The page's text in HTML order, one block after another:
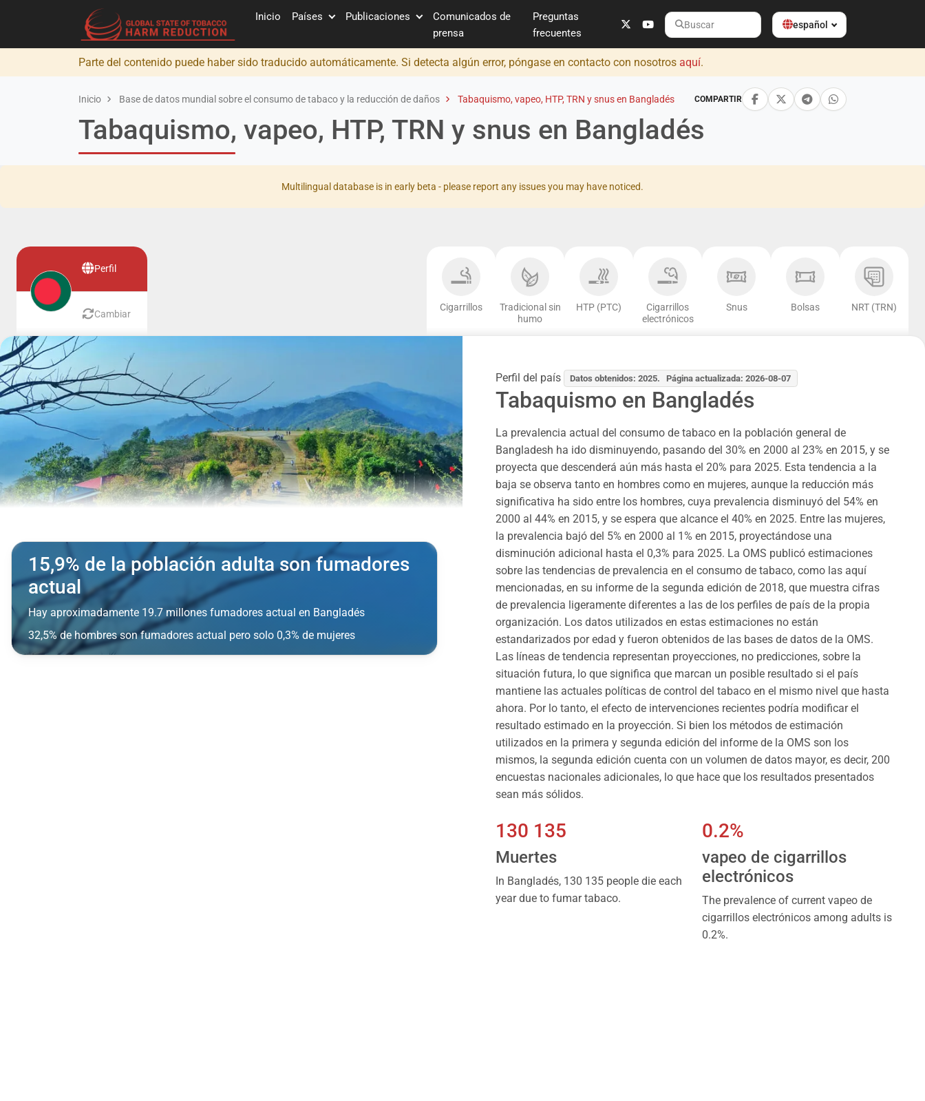
Inicio Países Publicaciones
Comunicados de
prensa
Preguntas
frecuentes
Buscar
español
Parte del contenido puede haber sido traducido automáticamente. Si detecta algún error, póngase en contacto con nosotros aquí.
Inicio Base de datos mundial sobre el consumo de tabaco y la reducción de daños Tabaquismo, vapeo, HTP, TRN y snus en Bangladés COMPARTIR
Tabaquismo, vapeo, HTP, TRN y snus en Bangladés
Multilingual database is in early beta - please report any issues you may have noticed.
Perfil
Cambiar
Cigarrillos
Tradicional sin
humo
HTP (PTC)
Cigarrillos
electrónicos
Snus Bolsas NRT (TRN)
15,9% de la población adulta son fumadores
actual
Hay aproximadamente 19.7 millones fumadores actual en Bangladés
32,5% de hombres son fumadores actual pero solo 0,3% de mujeres
Perfil del país Datos obtenidos: 2025. Página actualizada: 2026-08-07
Tabaquismo en Bangladés
La prevalencia actual del consumo de tabaco en la población general de
Bangladesh ha ido disminuyendo, pasando del 30% en 2000 al 23% en 2015, y se
proyecta que descenderá aún más hasta el 20% para 2025. Esta tendencia a la
baja se observa tanto en hombres como en mujeres, aunque la reducción más
significativa ha sido entre los hombres, cuya prevalencia disminuyó del 54% en
2000 al 44% en 2015, y se espera que alcance el 40% en 2025. Entre las mujeres,
la prevalencia bajó del 5% en 2000 al 1% en 2015, proyectándose una
disminución adicional hasta el 0,3% para 2025. La OMS publicó estimaciones
sobre las tendencias de prevalencia en el consumo de tabaco, como las aquí
mencionadas, en su informe de la segunda edición de 2018, que muestra cifras
de prevalencia ligeramente diferentes a las de los perfiles de país de la propia
organización. Los datos utilizados en estas estimaciones no están
estandarizados por edad y fueron obtenidos de las bases de datos de la OMS.
Las líneas de tendencia representan proyecciones, no predicciones, sobre la
situación futura, lo que significa que marcan un posible resultado si el país
mantiene las actuales políticas de control del tabaco en el mismo nivel que hasta
ahora. Por lo tanto, el efecto de intervenciones recientes podría modificar el
resultado estimado en la proyección. Si bien los métodos de estimación
utilizados en la primera y segunda edición del informe de la OMS son los
mismos, la segunda edición cuenta con un volumen de datos mayor, es decir, 200
encuestas nacionales adicionales, lo que hace que los resultados presentados
sean más sólidos.
130 135
Muertes
In Bangladés, 130 135 people die each
year due to fumar tabaco.
0.2%
vapeo de cigarrillos
electrónicos
The prevalence of current vapeo de
cigarrillos electrónicos among adults is
0.2%.